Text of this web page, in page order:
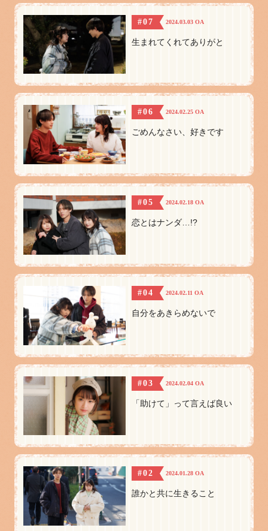
#07 2024.03.03 OA
生まれてくれてありがと
#06 2024.02.25 OA
ごめんなさい、好きです
#05 2024.02.18 OA
恋とはナンダ…!?
#04 2024.02.11 OA
自分をあきらめないで
#03 2024.02.04 OA
「助けて」って言えば良い
#02 2024.01.28 OA
誰かと共に生きること